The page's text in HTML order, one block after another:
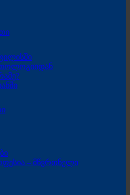
– მწვრთნელი